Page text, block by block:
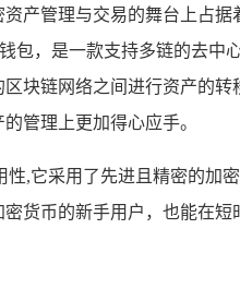
产管理与交易的舞台上占
包，是一款支持多链的去
块链网络之间进行资产的
管理上更加得心应手。
,它采用了先进且精密的
货币的新手用户，也能在